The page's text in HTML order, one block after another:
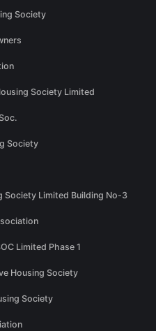
Society
Society Limited
Society
Society Limited Building No-3
Limited Phase 1
Housing Society
Society